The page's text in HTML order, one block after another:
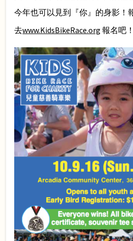
今年也可以見到『你』的身影！
去www.KidsBikeRace.org 報名吧！